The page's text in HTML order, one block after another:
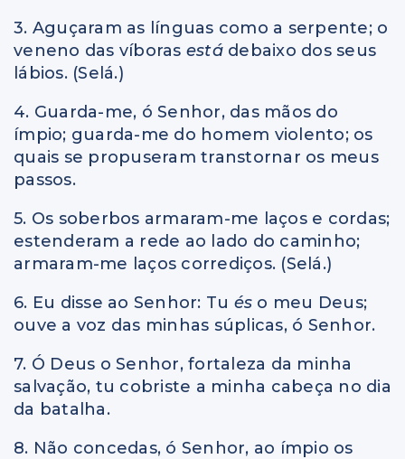
3. Aguçaram as línguas como a serpente; o
veneno das víboras está debaixo dos seus
lábios. (Selá.)
4. Guarda-me, ó Senhor, das mãos do
ímpio; guarda-me do homem violento; os
quais se propuseram transtornar os meus
passos.
5. Os soberbos armaram-me laços e cordas;
estenderam a rede ao lado do caminho;
armaram-me laços corrediços. (Selá.)
6. Eu disse ao Senhor: Tu és o meu Deus;
ouve a voz das minhas súplicas, ó Senhor.
7. Ó Deus o Senhor, fortaleza da minha
salvação, tu cobriste a minha cabeça no dia
da batalha.
8. Não concedas, ó Senhor, ao ímpio os